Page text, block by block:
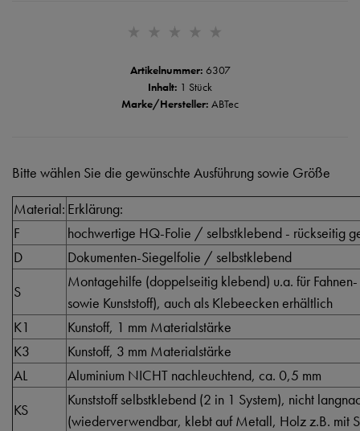
Artikelnummer: 6307
Inhalt: 1 Stück
Marke/Hersteller: ABTec
Bitte wählen Sie die gewünschte Ausführung sowie Größe
Material: Erklärung:
F
hochwertige HQ-Folie / selbstklebend - rückseitig
D
Dokumenten-Siegelfolie / selbstklebend
S
Montagehilfe (doppelseitig klebend) u.a. für
sowie Kunststoff), auch als Klebeecken erhältlich
K1
Kunstoff, 1 mm Materialstärke
K3
Kunstoff, 3 mm Materialstärke
AL
Aluminium NICHT nachleuchtend, ca. 0,5 mm
KS
Kunststoff selbstklebend (2 in 1 System), nicht
(wiederverwendbar, klebt auf Metall, Holz z.B. mit